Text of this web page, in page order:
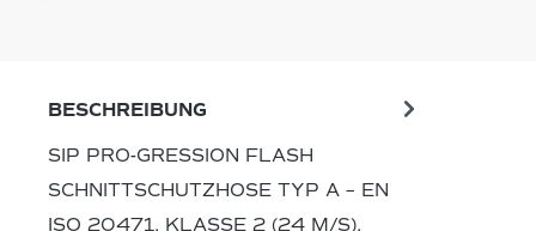
BESCHREIBUNG
SIP PRO-GRESSION FLASH
SCHNITTSCHUTZHOSE TYP A – EN
ISO 20471, KLASSE 2 (24 M/S),